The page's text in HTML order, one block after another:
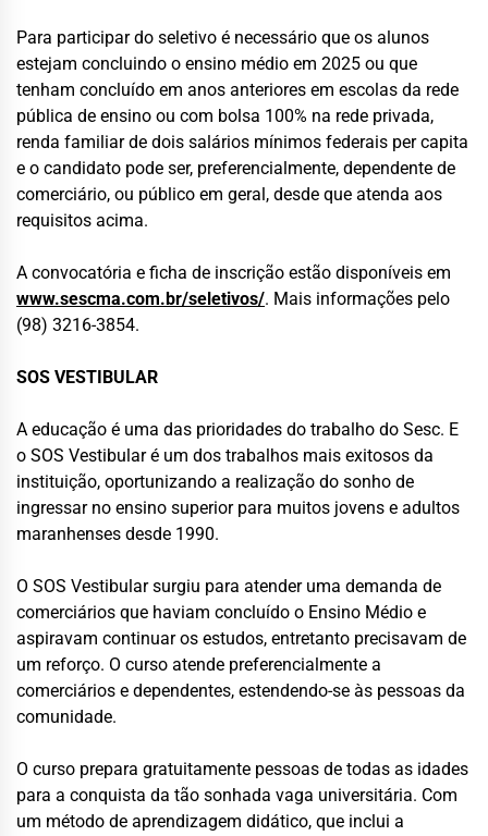
Para participar do seletivo é necessário que os alunos
estejam concluindo o ensino médio em 2025 ou que
tenham concluído em anos anteriores em escolas da rede
pública de ensino ou com bolsa 100% na rede privada,
renda familiar de dois salários mínimos federais per capita
e o candidato pode ser, preferencialmente, dependente de
comerciário, ou público em geral, desde que atenda aos
requisitos acima.
A convocatória e ficha de inscrição estão disponíveis em
www.sescma.com.br/seletivos/. Mais informações pelo
(98) 3216-3854.
SOS VESTIBULAR
A educação é uma das prioridades do trabalho do Sesc. E
o SOS Vestibular é um dos trabalhos mais exitosos da
instituição, oportunizando a realização do sonho de
ingressar no ensino superior para muitos jovens e adultos
maranhenses desde 1990.
O SOS Vestibular surgiu para atender uma demanda de
comerciários que haviam concluído o Ensino Médio e
aspiravam continuar os estudos, entretanto precisavam de
um reforço. O curso atende preferencialmente a
comerciários e dependentes, estendendo-se às pessoas da
comunidade.
O curso prepara gratuitamente pessoas de todas as idades
para a conquista da tão sonhada vaga universitária. Com
um método de aprendizagem didático, que inclui a